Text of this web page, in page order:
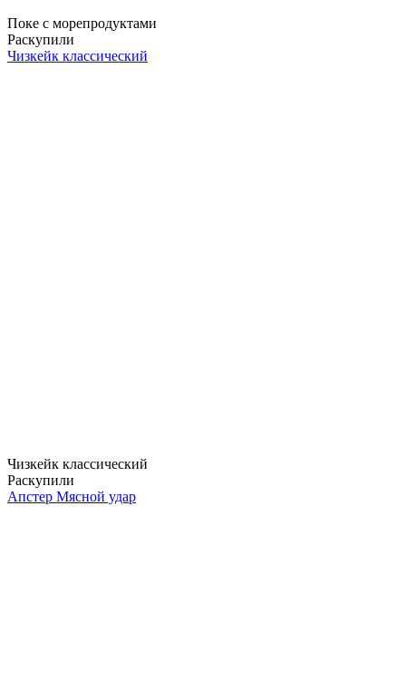
Поке с морепродуктами
Раскупили
Чизкейк классический
Чизкейк классический
Раскупили
Апстер Мясной удар